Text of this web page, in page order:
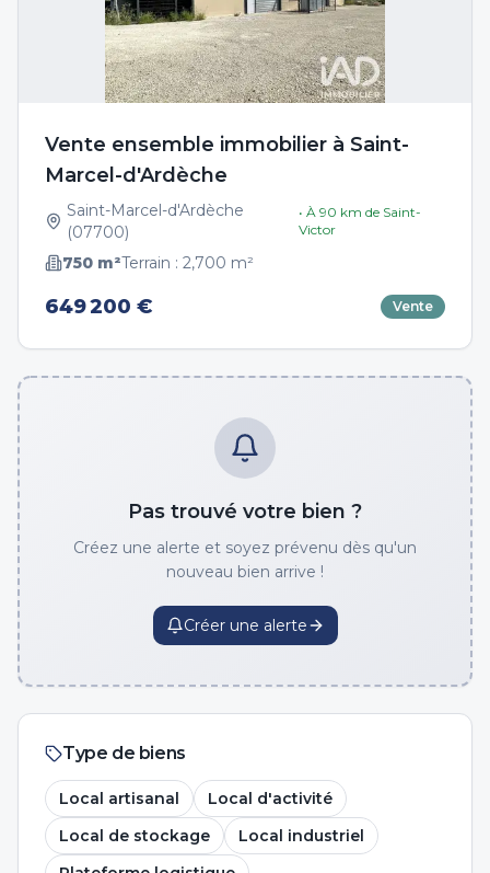
Vente ensemble immobilier à Saint-
Marcel-d'Ardèche
Saint-Marcel-d'Ardèche
(07700)
• À90 km de Saint-
Victor
750 m²Terrain : 2,700 m²
649 200 € Vente
Pas trouvé votre bien ?
Créez une alerte et soyez prévenu dès qu'un
nouveau bien arrive !
Créer une alerte
Type de biens
Local artisanal
Local d'activité
Local de stockage
Local industriel